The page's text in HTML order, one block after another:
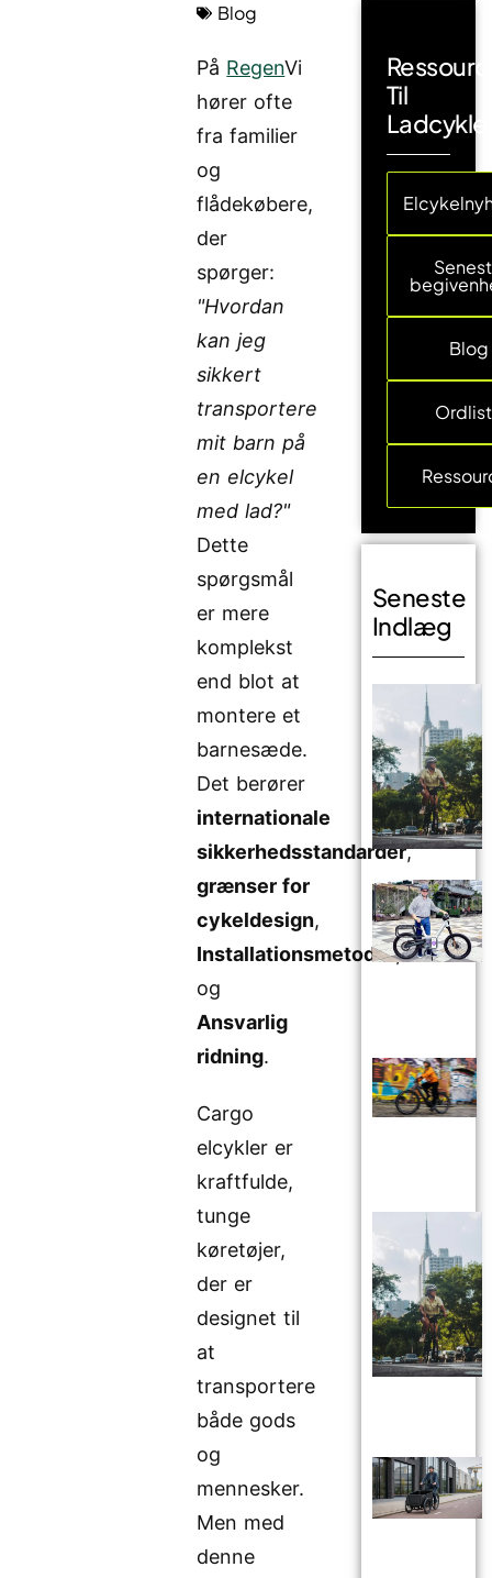
Blog
På RegenVi
hører ofte
fra familier
og
flådekøbere,
der
spørger:
"Hvordan
kan jeg
sikkert
transportere
mit barn på
en elcykel
med lad?"
Dette
spørgsmål
er mere
komplekst
end blot at
montere et
barnesæde.
Det berører
internationale
sikkerhedsstandarder,
grænser for
cykeldesign,
Installationsmetoder,
og
Ansvarlig
ridning.
Cargo
elcykler er
kraftfulde,
tunge
køretøjer,
der er
designet til
at
transportere
både gods
og
mennesker.
Men med
denne
Til
Blog
Seneste
Indlæg